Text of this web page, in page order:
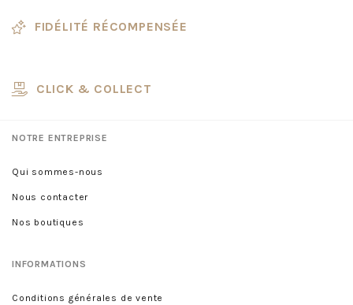
FIDÉLITÉ RÉCOMPENSÉE
CLICK & COLLECT
NOTRE ENTREPRISE
Qui sommes-nous
Nous contacter
Nos boutiques
INFORMATIONS
Conditions générales de vente